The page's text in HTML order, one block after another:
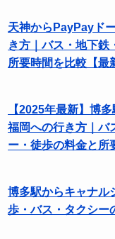
天神からPayPayド
き方｜バス・地下鉄
所要時間を比較【最
【2025年最新】博
福岡への行き方｜バ
ー・徒歩の料金と所
博多駅からキャナル
歩・バス・タクシー